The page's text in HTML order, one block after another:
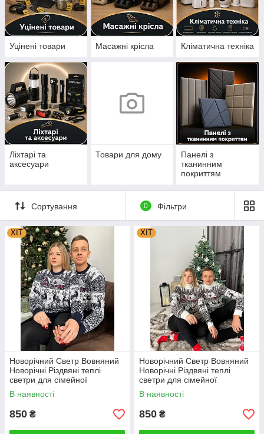
Уцінені товари Масажні крісла Кліматична техніка
Ліхтарі та
аксесуари
Товари для дому
Панелі з
тканинним
покриттям
Сортування 0 Фільтри
ХІТ
Новорічний Светр Вовняний
Новорічні Різдвяні теплі
светри для сімейної
фотосесії
В наявності
850 ₴
ХІТ
Новорічний Светр Вовняний
Новорічні Різдвяні теплі
светри для сімейної
фотосесії Туреччина
В наявності
850 ₴